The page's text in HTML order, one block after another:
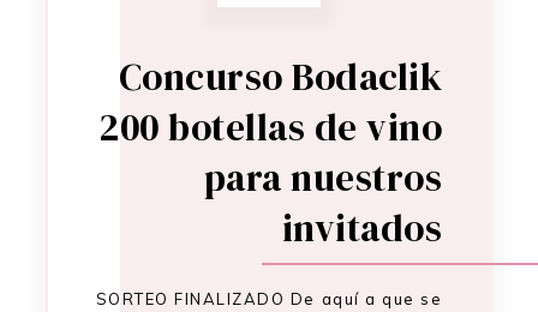
Concurso Bodaclik
200 botellas de vino
para nuestros
invitados
SORTEO FINALIZADO De aquí a que se